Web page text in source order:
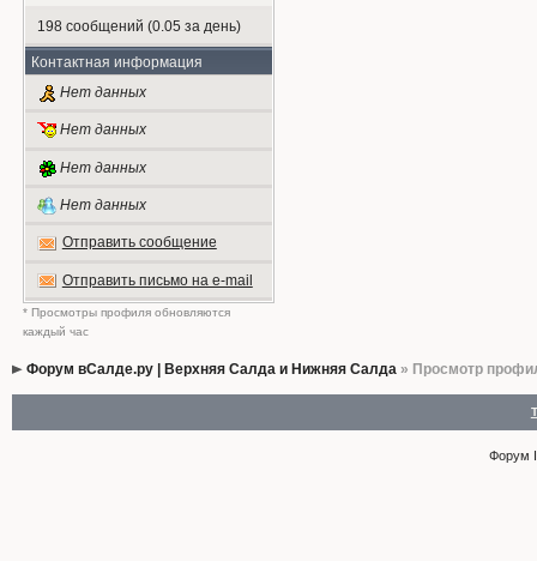
198 сообщений (0.05 за день)
Контактная информация
Нет данных
Нет данных
Нет данных
Нет данных
Отправить сообщение
Отправить письмо на e-mail
* Просмотры профиля обновляются
каждый час
Форум вСалде.ру | Верхняя Салда и Нижняя Салда» Просмотр
Форум